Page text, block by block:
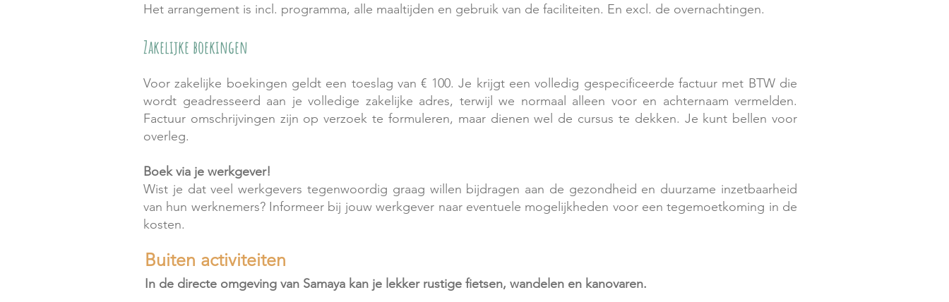
Het arrangement is incl. programma, alle maaltijden en gebruik van de faciliteiten. En excl. de overnachtingen.
Zakelijke boekingen
Voor zakelijke boekingen geldt een toeslag van € 100. Je krijgt een volledig gespecificeerde factuur met BTW die
wordt geadresseerd aan je volledige zakelijke adres, terwijl we normaal alleen voor en achternaam vermelden.
Factuur omschrijvingen zijn op verzoek te formuleren, maar dienen wel de cursus te dekken. Je kunt bellen voor
overleg.
Boek via je werkgever!
Wist je dat veel werkgevers tegenwoordig graag willen bijdragen aan de gezondheid en duurzame inzetbaarheid
van hun werknemers? Informeer bij jouw werkgever naar eventuele mogelijkheden voor een tegemoetkoming in de
kosten.
Buiten activiteiten
In de directe omgeving van Samaya kan je lekker rustige fietsen, wandelen en kanovaren.